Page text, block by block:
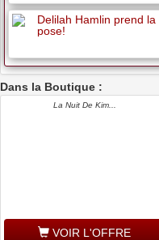
Delilah Hamlin prend la
pose!
Dans la Boutique :
La Nuit De Kim...
VOIR L'OFFRE